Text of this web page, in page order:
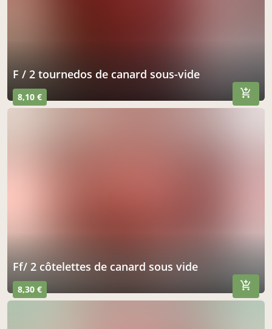
f / 2 tournedos de canard sous-vide
8,10 €
ff/ 2 côtelettes de canard sous vide
8,30 €